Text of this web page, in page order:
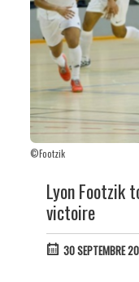
©Footzik
Lyon Footzik
victoire
30 SEPTEMBRE